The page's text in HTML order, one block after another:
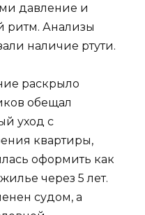
давление и
Анализы
наличие ртути.
раскрыло
обещал
уход с
квартиры,
оформить как
через 5 лет.
судом, а